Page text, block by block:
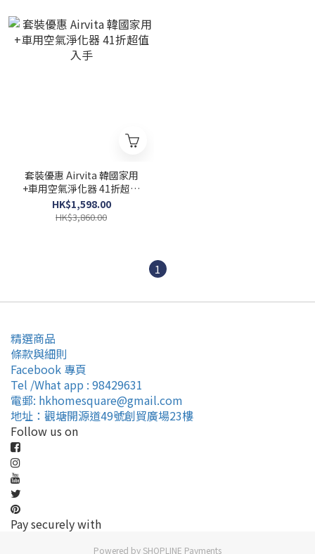
套裝優惠 Airvita 韓國家用
+車用空氣淨化器 41折超值
入手
HK$1,598.00
HK$3,860.00
1
精選商品
條款與細則
Facebook 專頁
Tel /What app : 98429631
電郵: hkhomesquare@gmail.com
地址：觀塘開源道49號創貿廣場23樓
Follow us on
Pay securely with
Powered by SHOPLINE Payments